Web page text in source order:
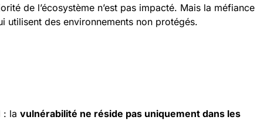
de l’écosystème n’est pas impacté. Mais la méfiance
utilisent des environnements non protégés.
: la vulnérabilité ne réside pas uniquement dans les